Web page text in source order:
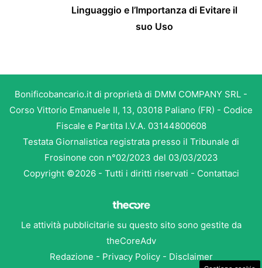
Linguaggio e l’Importanza di Evitare il
suo Uso
Bonificobancario.it di proprietà di DMM COMPANY SRL -
Corso Vittorio Emanuele II, 13, 03018 Paliano (FR) - Codice
Fiscale e Partita I.V.A. 03144800608
Testata Giornalistica registrata presso il Tribunale di
Frosinone con n°02/2023 del 03/03/2023
Copyright ©2026 - Tutti i diritti riservati - Contattaci
Le attività pubblicitarie su questo sito sono gestite da
theCoreAdv
Redazione - Privacy Policy- Disclaimer